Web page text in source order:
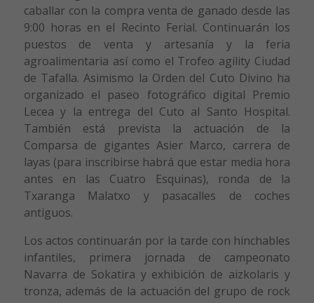
caballar con la compra venta de ganado desde las
9:00 horas en el Recinto Ferial. Continuarán los
puestos de venta y artesanía y la feria
agroalimentaria así como el Trofeo agility Ciudad
de Tafalla. Asimismo la Orden del Cuto Divino ha
organizado el paseo fotográfico digital Premio
Lecea y la entrega del Cuto al Santo Hospital.
También está prevista la actuación de la
Comparsa de gigantes Asier Marco, carrera de
layas (para inscribirse habrá que estar media hora
antes en las Cuatro Esquinas), ronda de la
Txaranga Malatxo y pasacalles de coches
antiguos.
Los actos continuarán por la tarde con hinchables
infantiles, primera jornada de campeonato
Navarra de Sokatira y exhibición de aizkolaris y
tronza, además de la actuación del grupo de rock